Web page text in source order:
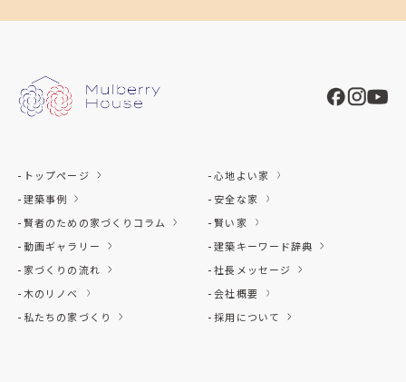
トップページ
建築事例
賢者のための家づくりコラム
動画ギャラリー
家づくりの流れ
木のリノベ
私たちの家づくり
心地よい家
安全な家
賢い家
建築キーワード辞典
社長メッセージ
会社概要
採用について